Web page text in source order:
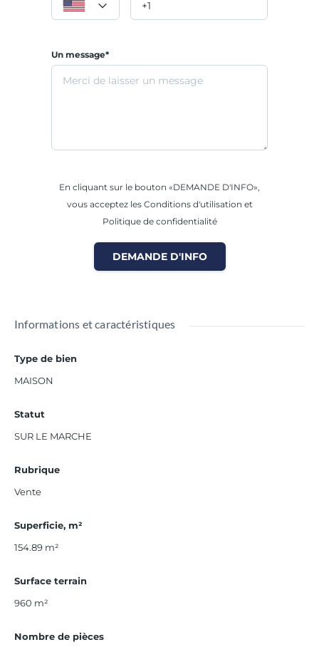
Un message*
En cliquant sur le bouton «DEMANDE D'INFO»,
vous acceptez les Conditions d'utilisation et
Politique de confidentialité
DEMANDE D'INFO
Informations et caractéristiques
Type de bien
MAISON
Statut
SUR LE MARCHE
Rubrique
Vente
Superficie, m²
154.89 m²
Surface terrain
960 m²
Nombre de pièces